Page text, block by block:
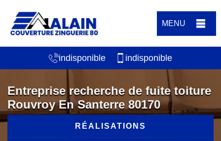
MENU
indisponible indisponible
Entreprise recherche de fuite toiture
Rouvroy En Santerre 80170
RÉALISATIONS